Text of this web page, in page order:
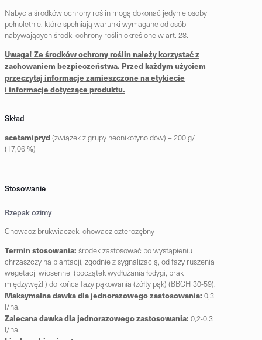
Nabycia środków ochrony roślin mogą dokonać jedynie osoby
pełnoletnie, które spełniają warunki wymagane od osób
nabywających środki ochrony roślin określone w art. 28.
Uwaga! Ze środków ochrony roślin należy korzystać z
zachowaniem bezpieczeństwa. Przed każdym użyciem
przeczytaj informacje zamieszczone na etykiecie
i informacje dotyczące produktu.
Skład
acetamipryd (związek z grupy neonikotynoidów) –200 g/l
(17,06 %)
Stosowanie
Rzepak ozimy
Chowacz brukwiaczek, chowacz czterozębny
Termin stosowania: środek zastosować po wystąpieniu
chrząszczy na plantacji, zgodnie z sygnalizacją, od fazy ruszenia
wegetacji wiosennej (początek wydłużania łodygi, brak
międzywęźli) do końca fazy pąkowania (żółty pąk) (BBCH 30-59).
Maksymalna dawka dla jednorazowego zastosowania: 0,3
l/ha.
Zalecana dawka dla jednorazowego zastosowania: 0,2-0,3
l/ha.